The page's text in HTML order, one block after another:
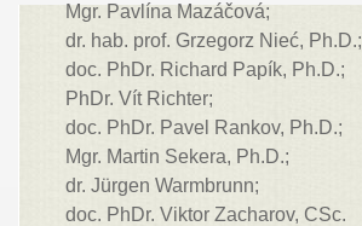
Mgr. Pavlína Mazáčová;
dr. hab. prof. Grzegorz Nieć, Ph.D.;
doc. PhDr. Richard Papík, Ph.D.;
PhDr. Vít Richter;
doc. PhDr. Pavel Rankov, Ph.D.;
Mgr. Martin Sekera, Ph.D.;
dr. Jürgen Warmbrunn;
doc. PhDr. Viktor Zacharov, CSc.